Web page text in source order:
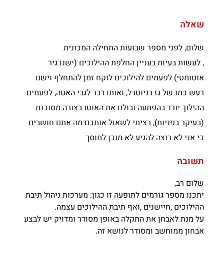
שאלה
שלום, לפני מספר שבועות התחילה המכונית
, לעשות בעיות בעניין החלפת ההילוכים (ישנו גיר
אוטומטי) לפעמים להילוכים לוקח זמן להתחלף וישנו
רעש כמו של גז בניוטרל, ואותו דבר לגבי האטה, לפעמים
ההילוך יורד בהפתעה ובולם את האוטו בצורה מסוכנת
(בעיקר בפניות), רציתי לשאול אותכם מה אתם חושבים
כי אני לא רוצה להגיע לא מוכן למוסך
תשובה
שלום רב,
יתכנו מספר גורמים לתופעה זו כגון: מערכות ניהול תיבת
ההילוכים ,חיישנים ,ואף תיבת ההילוכים עצמה.
על מנת לאבחן את התקלה באופן מסודר ומדויק יש לבצע
אבחון ממוחשב ומסודר לנושא זה.